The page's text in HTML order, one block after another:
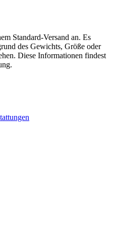
Standard-Versand an. Es
des Gewichts, Größe oder
Diese Informationen findest